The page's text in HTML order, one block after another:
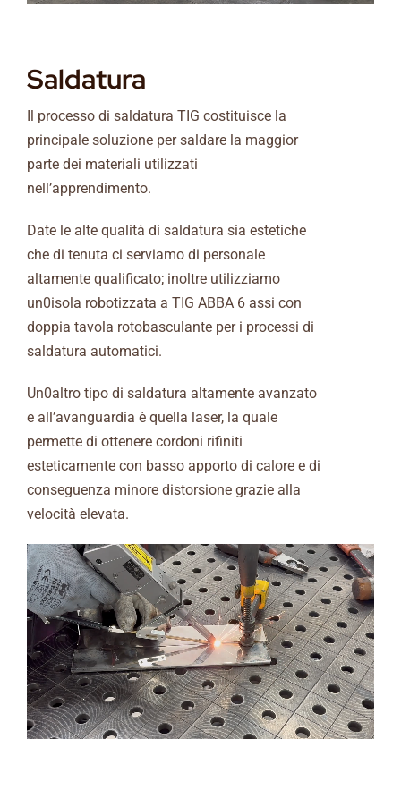
Saldatura
Il processo di saldatura TIG costituisce la
principale soluzione per saldare la maggior
parte dei materiali utilizzati
nell’apprendimento.
Date le alte qualità di saldatura sia estetiche
che di tenuta ci serviamo di personale
altamente qualificato; inoltre utilizziamo
un0isola robotizzata a TIG ABBA 6 assi con
doppia tavola rotobasculante per i processi di
saldatura automatici.
Un0altro tipo di saldatura altamente avanzato
e all’avanguardia è quella laser, la quale
permette di ottenere cordoni rifiniti
esteticamente con basso apporto di calore e di
conseguenza minore distorsione grazie alla
velocità elevata.